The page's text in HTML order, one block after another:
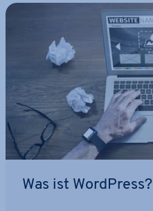
Was ist WordPress?